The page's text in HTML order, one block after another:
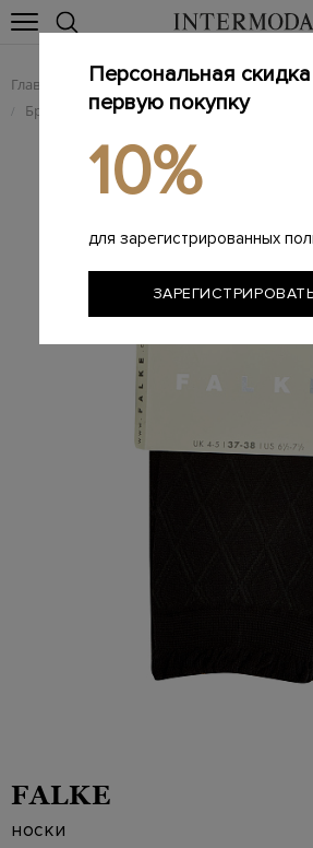
Главная Женщинам / Женская одежда
/ Брендовое женское белье и домашняя
FALKE
носки
Персональная
первую покупку
10%
для зарегистрированных